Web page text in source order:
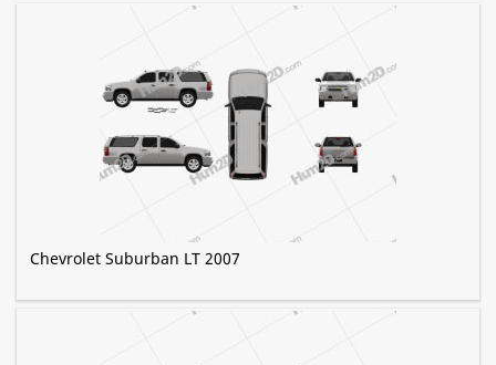
Chevrolet Suburban LT 2007